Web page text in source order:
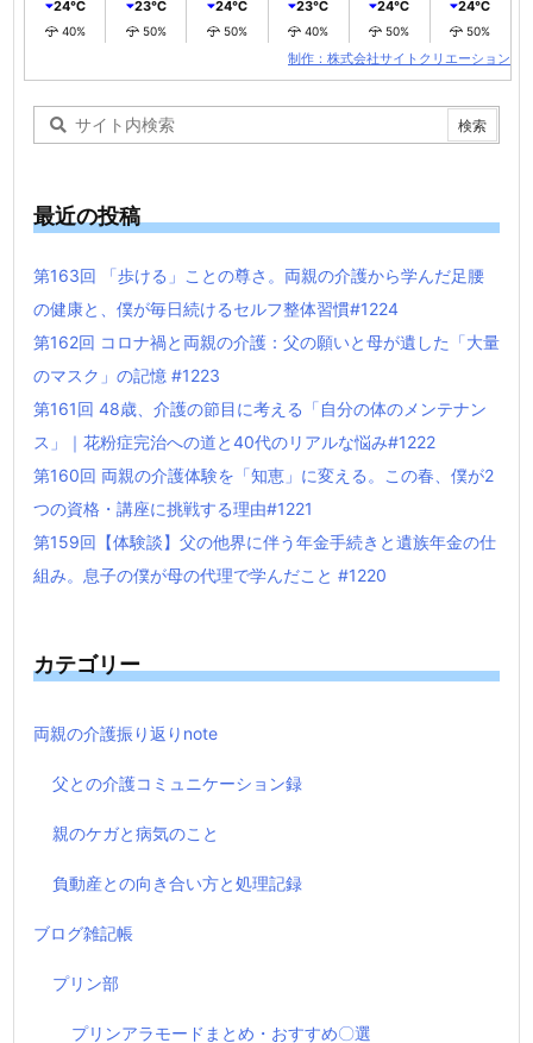
24℃
40%
23℃
50%
24℃
50%
23℃
40%
24℃
50%
24℃
50%
制作：株式会社サイトクリエーション
最近の投稿
第163回 「歩ける」ことの尊さ。両親の介護から学んだ足腰
の健康と、僕が毎日続けるセルフ整体習慣#1224
第162回 コロナ禍と両親の介護：父の願いと母が遺した「大量
のマスク」の記憶 #1223
第161回 48歳、介護の節目に考える「自分の体のメンテナン
ス」｜花粉症完治への道と40代のリアルな悩み#1222
第160回 両親の介護体験を「知恵」に変える。この春、僕が2
つの資格・講座に挑戦する理由#1221
第159回【体験談】父の他界に伴う年金手続きと遺族年金の仕
組み。息子の僕が母の代理で学んだこと #1220
カテゴリー
両親の介護振り返りnote
父との介護コミュニケーション録
親のケガと病気のこと
負動産との向き合い方と処理記録
ブログ雑記帳
プリン部
プリンアラモードまとめ・おすすめ〇選